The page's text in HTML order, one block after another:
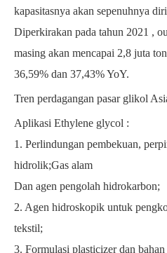
kapasitasnya akan sepenuhnya
Diperkirakan pada tahun 2021 ,
masing akan mencapai 2,8 juta
36,59% dan 37,43% YoY.
Tren perdagangan pasar glikol
Aplikasi Ethylene glycol :
1. Perlindungan pembekuan,
hidrolik;Gas alam
Dan agen pengolah hidrokarbon;
2. Agen hidroskopik untuk
tekstil;
3. Formulasi plasticizer dan